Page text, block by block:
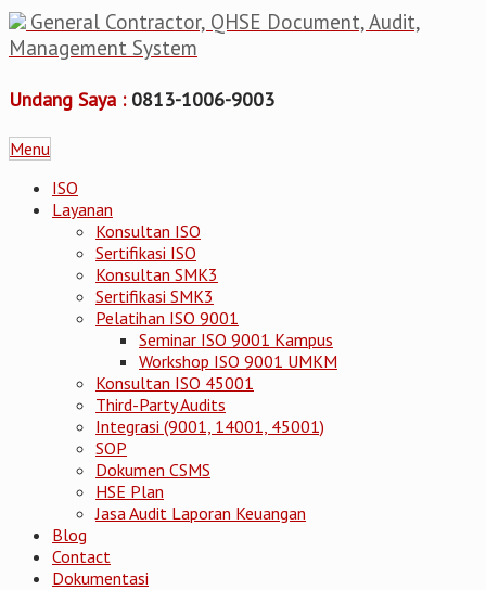
General Contractor, QHSE Document, Audit,
Management System
Undang Saya : 0813-1006-9003
Menu
ISO
Layanan
Konsultan ISO
Sertifikasi ISO
Konsultan SMK3
Sertifikasi SMK3
Pelatihan ISO 9001
Seminar ISO 9001 Kampus
Workshop ISO 9001 UMKM
Konsultan ISO 45001
Third-Party Audits
Integrasi (9001, 14001, 45001)
SOP
Dokumen CSMS
HSE Plan
Jasa Audit Laporan Keuangan
Blog
Contact
Dokumentasi